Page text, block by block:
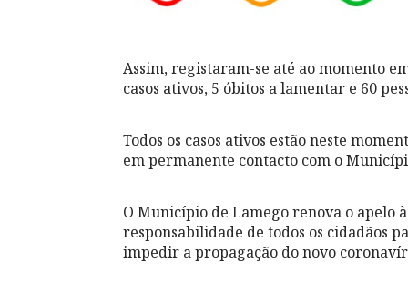
Assim, registaram-se até ao momento
casos ativos, 5 óbitos a lamentar e 60
Todos os casos ativos estão neste
em permanente contacto com o
O Município de Lamego renova o apelo
responsabilidade de todos os cidadãos
impedir a propagação do novo